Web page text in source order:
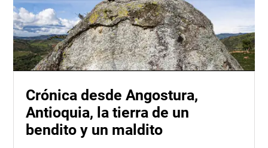
Crónica desde Angostura,
Antioquia, la tierra de un
bendito y un maldito